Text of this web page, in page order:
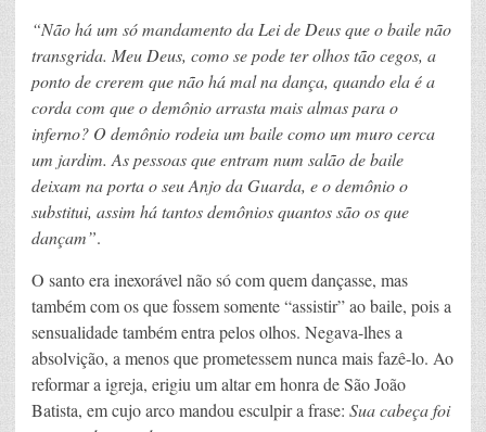
“Não há um só mandamento da Lei de Deus que o baile não
transgrida. Meu Deus, como se pode ter olhos tão cegos, a
ponto de crerem que não há mal na dança, quando ela é a
corda com que o demônio arrasta mais almas para o
inferno? O demônio rodeia um baile como um muro cerca
um jardim. As pessoas que entram num salão de baile
deixam na porta o seu Anjo da Guarda, e o demônio o
substitui, assim há tantos demônios quantos são os que
dançam”.
O santo era inexorável não só com quem dançasse, mas
também com os que fossem somente “assistir” ao baile, pois a
sensualidade também entra pelos olhos. Negava-lhes a
absolvição, a menos que prometessem nunca mais fazê-lo. Ao
reformar a igreja, erigiu um altar em honra de São João
Batista, em cujo arco mandou esculpir a frase: Sua cabeça foi